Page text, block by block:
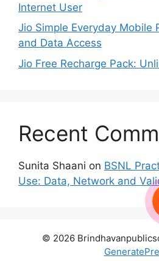
Internet User
Jio Simple Everyday Mobile
and Data Access
Jio Free Recharge Pack:
Recent
Sunita Shaani on BSNL
Use: Data, Network and
© 2026